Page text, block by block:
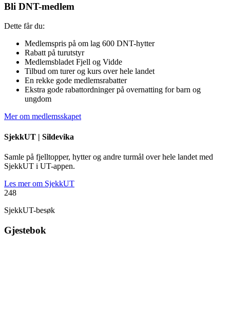
Bli DNT-medlem
Dette får du:
Medlemspris på om lag 600 DNT-hytter
Rabatt på turutstyr
Medlemsbladet Fjell og Vidde
Tilbud om turer og kurs over hele landet
En rekke gode medlemsrabatter
Ekstra gode rabattordninger på overnatting for barn og
ungdom
Mer om medlemsskapet
SjekkUT | Sildevika
Samle på fjelltopper, hytter og andre turmål over hele landet med
SjekkUT i UT-appen.
Les mer om SjekkUT
248
SjekkUT-besøk
Gjestebok